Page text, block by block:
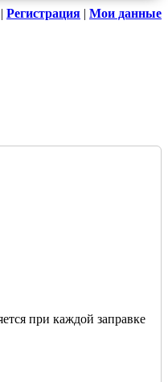
| Регистрация | Мои данные
при каждой заправке